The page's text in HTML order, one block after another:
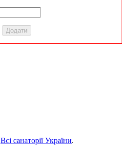
Всі санаторії України.